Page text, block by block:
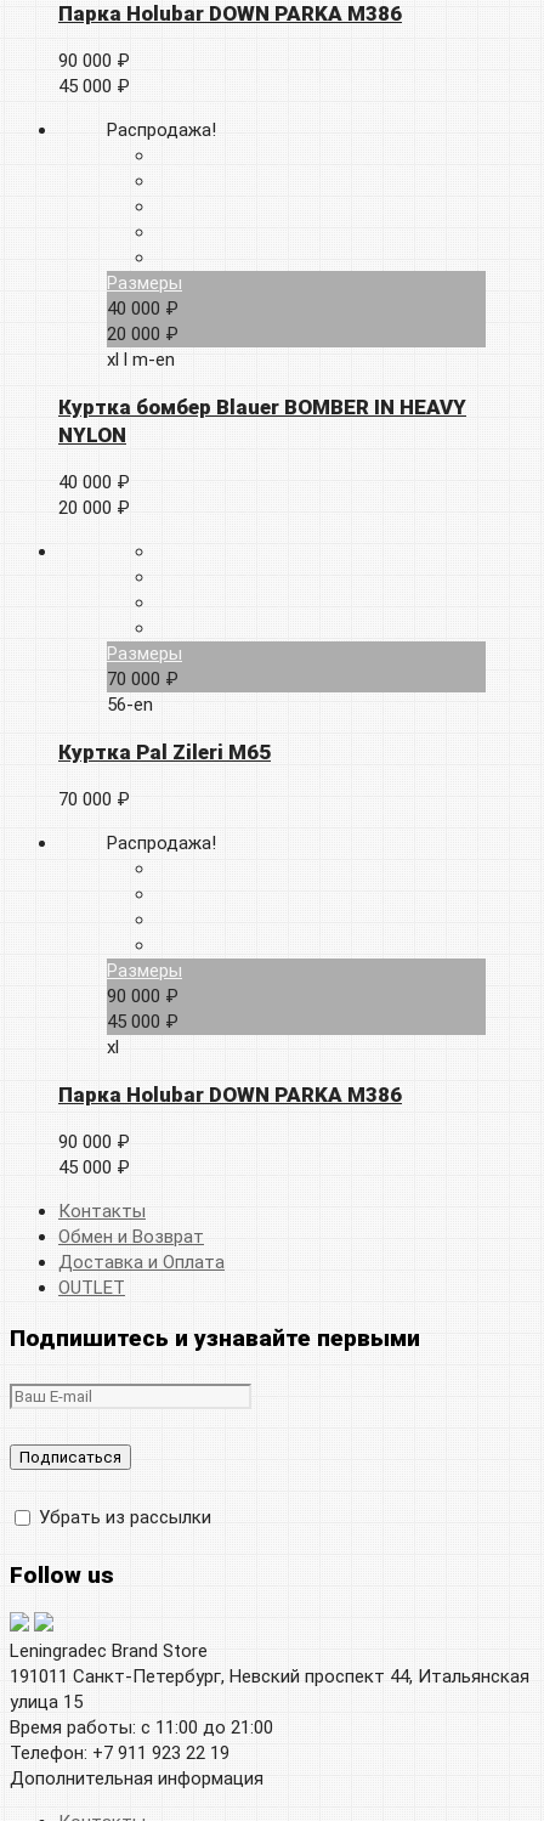
Парка Holubar DOWN PARKA M386
90 000 ₽
45 000 ₽
Распродажа!
Размеры
40 000 ₽
20 000 ₽
xl l m-en
Куртка бомбер Blauer BOMBER IN HEAVY
NYLON
40 000 ₽
20 000 ₽
Размеры
70 000 ₽
56-en
Куртка Pal Zileri M65
70 000 ₽
Распродажа!
Размеры
90 000 ₽
45 000 ₽
xl
Парка Holubar DOWN PARKA M386
90 000 ₽
45 000 ₽
Контакты
Обмен и Возврат
Доставка и Оплата
OUTLET
Подпишитесь и узнавайте первыми
Убрать из рассылки
Follow us
Leningradec Brand Store
191011 Санкт-Петербург, Невский проспект 44, Итальянская
улица 15
Время работы: с 11:00 до 21:00
Телефон: +7 911 923 22 19
Дополнительная информация